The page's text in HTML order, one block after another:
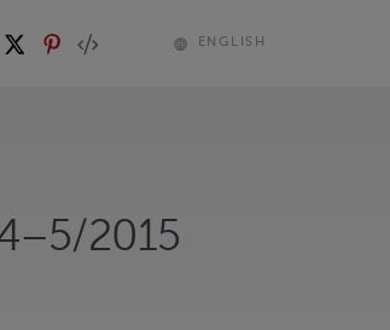
ENGLISH
2015